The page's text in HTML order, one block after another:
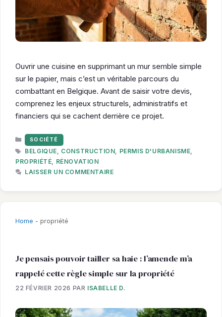
Ouvrir une cuisine en supprimant un mur semble simple
sur le papier, mais c’est un véritable parcours du
combattant en Belgique. Avant de saisir votre devis,
comprenez les enjeux structurels, administratifs et
financiers qui se cachent derrière ce projet.
CATÉGORIES
SOCIÉTÉ
ÉTIQUETTES
BELGIQUE, CONSTRUCTION, PERMIS D'URBANISME,
PROPRIÉTÉ, RÉNOVATION
LAISSER UN COMMENTAIRE
Home - propriété
Je pensais pouvoir tailler sa haie : l’amende m’a
rappelé cette règle simple sur la propriété
22 FÉVRIER 2026 PAR ISABELLE D.